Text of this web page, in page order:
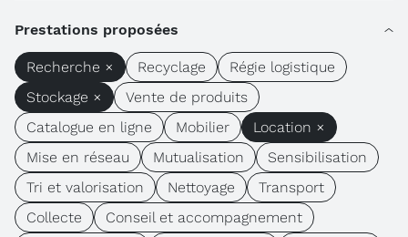
Prestations proposées
Recherche × Recyclage
Régie logistique
Stockage ×
Vente de produits
Catalogue en ligne
Mobilier
Location ×
Mise en réseau
Mutualisation
Sensibilisation
Tri et valorisation
Nettoyage
Transport
Collecte
Conseil et accompagnement